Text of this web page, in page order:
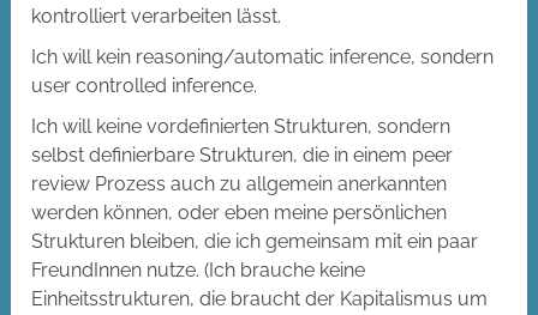
kontrolliert verarbeiten lässt.
Ich will kein reasoning/automatic inference, sondern
user controlled inference.
Ich will keine vordefinierten Strukturen, sondern
selbst definierbare Strukturen, die in einem peer
review Prozess auch zu allgemein anerkannten
werden können, oder eben meine persönlichen
Strukturen bleiben, die ich gemeinsam mit ein paar
FreundInnen nutze. (Ich brauche keine
Einheitsstrukturen, die braucht der Kapitalismus um